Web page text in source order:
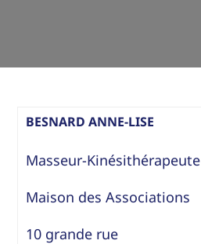
BESNARD ANNE-LISE
Masseur-Kinésithérapeute
Maison des Associations
10 grande rue